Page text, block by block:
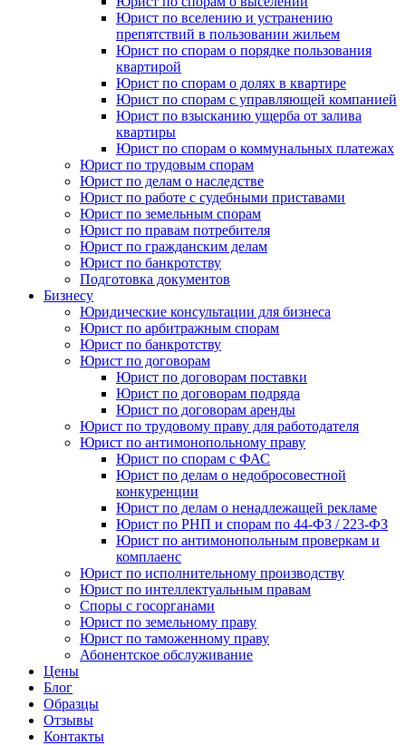
Юрист по вселению и устранению
препятствий в пользовании жильем
Юрист по спорам о порядке пользования
квартирой
Юрист по спорам о долях в квартире
Юрист по спорам с управляющей компанией
Юрист по взысканию ущерба от залива
квартиры
Юрист по спорам о коммунальных платежах
Юрист по трудовым спорам
Юрист по делам о наследстве
Юрист по работе с судебными приставами
Юрист по земельным спорам
Юрист по правам потребителя
Юрист по гражданским делам
Юрист по банкротству
Подготовка документов
Бизнесу
Юридические консультации для бизнеса
Юрист по арбитражным спорам
Юрист по банкротству
Юрист по договорам
Юрист по договорам поставки
Юрист по договорам подряда
Юрист по договорам аренды
Юрист по трудовому праву для работодателя
Юрист по антимонопольному праву
Юрист по спорам с ФАС
Юрист по делам о недобросовестной
конкуренции
Юрист по делам о ненадлежащей рекламе
Юрист по РНП и спорам по 44-ФЗ / 223-ФЗ
Юрист по антимонопольным проверкам и
комплаенс
Юрист по исполнительному производству
Юрист по интеллектуальным правам
Споры с госорганами
Юрист по земельному праву
Юрист по таможенному праву
Абонентское обслуживание
Цены
Блог
Образцы
Отзывы
Контакты